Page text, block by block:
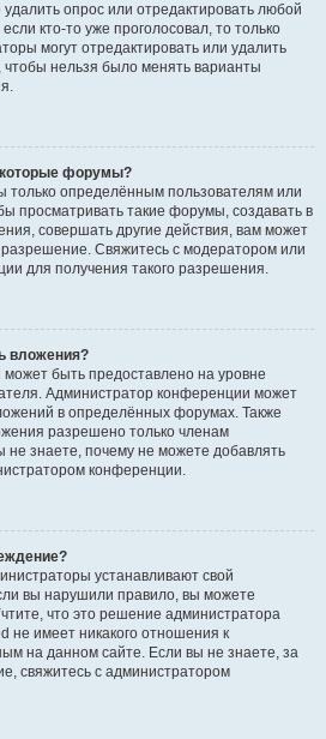
опрос или отредактировать любой
кто-то уже проголосовал, то только
могут отредактировать или удалить
чтобы нельзя было менять варианты
форумы?
определённым пользователям или
просматривать такие форумы, создавать в
совершать другие действия, вам может
Свяжитесь с модератором или
для получения такого разрешения.
вложения?
быть предоставлено на уровне
Администратор конференции может
в определённых форумах. Также
разрешено только членам
не знаете, почему не можете добавлять
конференции.
устанавливают свой
вы нарушили правило, вы можете
что это решение администратора
не имеет никакого отношения к
на данном сайте. Если вы не знаете, за
свяжитесь с администратором